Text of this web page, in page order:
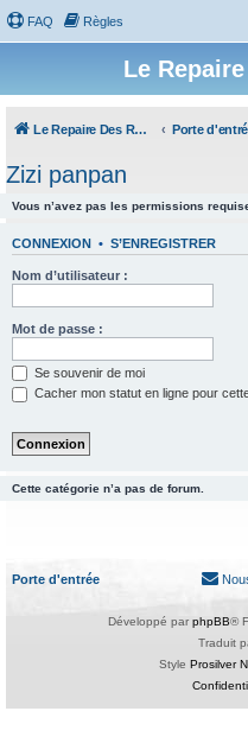
FAQ Règles
Le
Le Repaire Des Roulettes Porte
Zizi panpan
Vous n’avez pas les permissions
CONNEXION • S’ENREGISTRER
Nom d’utilisateur :
Mot de passe :
Se souvenir de moi
Cacher mon statut en ligne pour
Cette catégorie n’a pas de forum.
Porte d'entrée
Développé par phpBB®
Traduit
Style Prosilver